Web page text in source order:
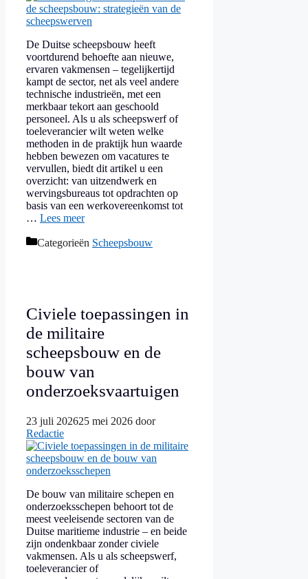
De Duitse scheepsbouw heeft
voortdurend behoefte aan nieuwe,
ervaren vakmensen – tegelijkertijd
kampt de sector, net als veel andere
technische industrieën, met een
merkbaar tekort aan geschoold
personeel. Als u als scheepswerf of
toeleverancier wilt weten welke
methoden in de praktijk hun waarde
hebben bewezen om vacatures te
vervullen, biedt dit artikel u een
overzicht: van uitzendwerk en
wervingsbureaus tot opdrachten op
basis van een werkovereenkomst tot
… Lees meer
Categorieën Scheepsbouw
Civiele toepassingen in
de militaire
scheepsbouw en de
bouw van
onderzoeksvaartuigen
23 juli 202625 mei 2026 door
Redactie
De bouw van militaire schepen en
onderzoeksschepen behoort tot de
meest veeleisende sectoren van de
Duitse maritieme industrie – en beide
zijn ondenkbaar zonder civiele
vakmensen. Als u als scheepswerf,
toeleverancier of